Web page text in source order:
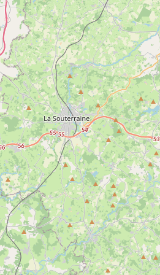
les
Beauté
Retrouvez ici tous les
instituts beauté
d’Argenton-Sur-Creuse